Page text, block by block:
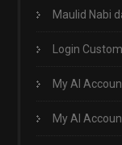
Maulid Nabi
Login
My AI
My AI